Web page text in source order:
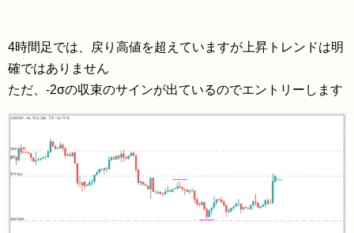
4時間足では、戻り高値を超えていますが上昇トレンドは明
確ではありません
ただ、-2σの収束のサインが出ているのでエントリーします